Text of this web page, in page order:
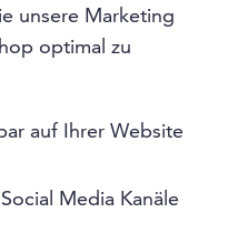
unsere Marketing
optimal zu
auf Ihrer Website
Media Kanäle